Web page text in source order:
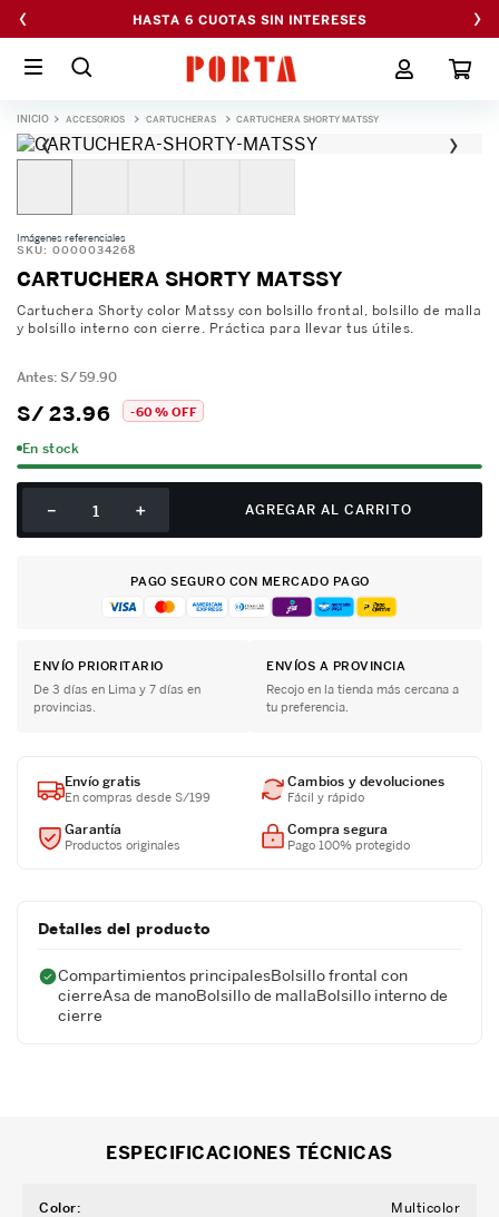
‹ HASTA 6 CUOTAS SIN INTERESES ›
ACCESORIOS CARTUCHERAS CARTUCHERA SHORTY MATSSY
‹ ›
Imágenes referenciales
SKU: 0000034268
CARTUCHERA SHORTY MATSSY
Cartuchera Shorty color Matssy con bolsillo frontal, bolsillo de malla
y bolsillo interno con cierre. Práctica para llevar tus útiles.
S/59.90
S/ 23.96 -60 % OFF
En stock
＋
－ AGREGAR AL CARRITO
PAGO SEGURO CON MERCADO PAGO
ENVÍO PRIORITARIO
De 3 días en Lima y 7 días en
provincias.
ENVÍOS A PROVINCIA
Recojo en la tienda más cercana a
tu preferencia.
Envío gratis
En compras desde S/199
Cambios y devoluciones
Fácil y rápido
Garantía
Productos originales
Compra segura
Pago 100% protegido
Detalles del producto
Compartimientos principalesBolsillo frontal con
cierreAsa de manoBolsillo de mallaBolsillo interno de
cierre
ESPECIFICACIONES TÉCNICAS
Color: Multicolor